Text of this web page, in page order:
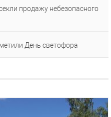
продажу небезопасного
День светофора